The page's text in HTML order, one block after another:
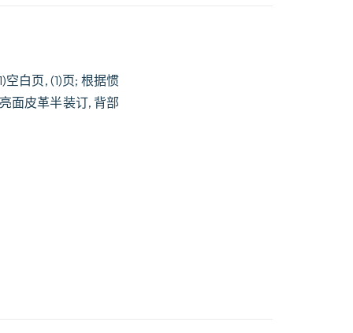
空白页, (1)页; 根据惯
面皮革半装订, 背部